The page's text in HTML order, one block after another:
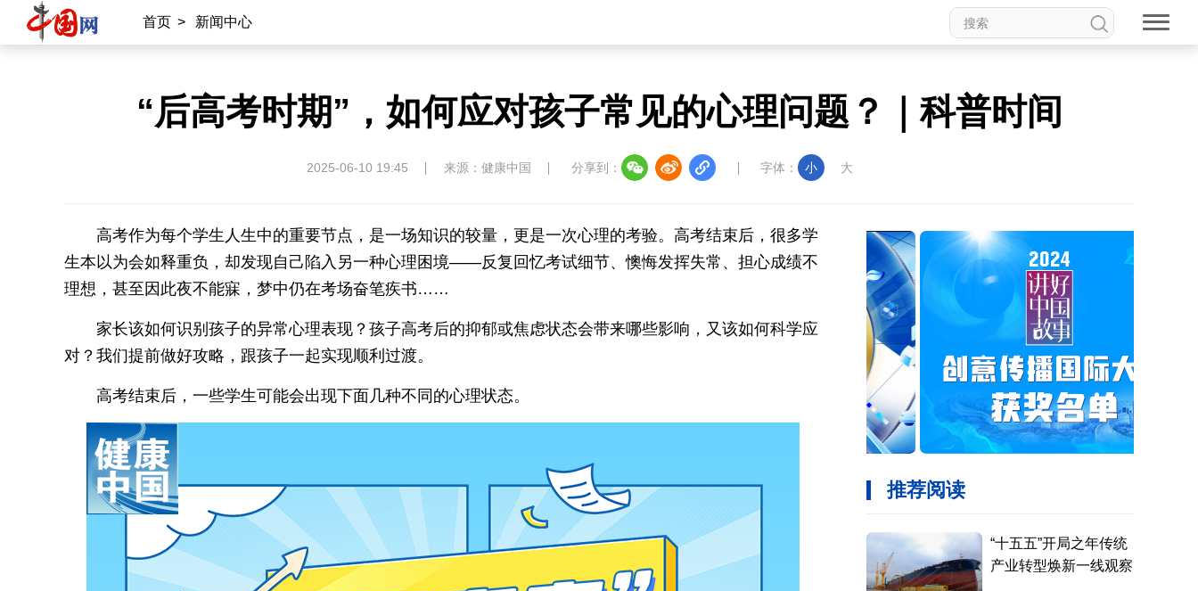
首页 > 新闻中心
“后高考时期”，如何应对孩子常见的心理问题？｜科普时间
2025-06-10 19:45 来源：健康中国 分享到： 字体： 小 大
高考作为每个学生人生中的重要节点，是一场知识的较量，更是一次心理的考验。高考结束后，很多学
生本以为会如释重负，却发现自己陷入另一种心理困境——反复回忆考试细节、懊悔发挥失常、担心成绩不
理想，甚至因此夜不能寐，梦中仍在考场奋笔疾书……
家长该如何识别孩子的异常心理表现？孩子高考后的抑郁或焦虑状态会带来哪些影响，又该如何科学应
对？我们提前做好攻略，跟孩子一起实现顺利过渡。
高考结束后，一些学生可能会出现下面几种不同的心理状态。